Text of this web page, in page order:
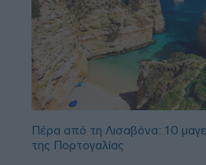
Πέρα από τη Λισαβόνα: 10
της Πορτογαλίας